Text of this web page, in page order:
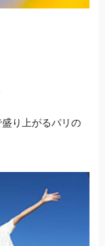
り上がるパリの